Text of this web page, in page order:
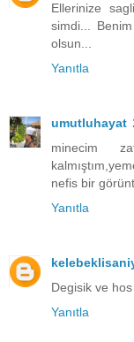
Ellerinize
simdi...
olsun...
Yanıtla
umutluhayat
minecim
nefis bir
Yanıtla
Degisik ve
Yanıtla